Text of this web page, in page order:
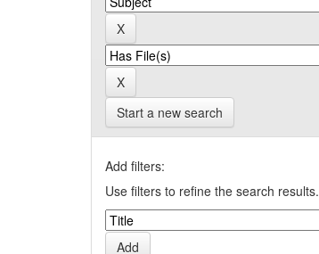
Start a new search
Add filters:
Use filters to refine the search results.